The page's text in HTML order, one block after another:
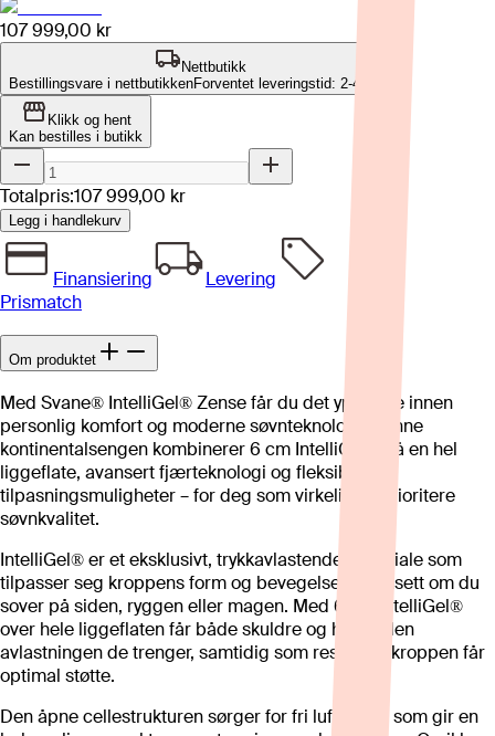
107 999,00 kr
Nettbutikk
Bestillingsvare i nettbutikkenForventet leveringstid: 2-4 uker
Klikk og hent
Kan bestilles i butikk
Totalpris:107 999,00 kr
Legg i handlekurv
Finansiering
Levering
Prismatch
Om produktet
Med Svane® IntelliGel® Zense får du det ypperste innen
personlig komfort og moderne søvnteknologi. Denne
kontinentalsengen kombinerer 6 cm IntelliGel® på en hel
liggeflate, avansert fjærteknologi og fleksible
tilpasningsmuligheter – for deg som virkelig vil prioritere
søvnkvalitet.
IntelliGel® er et eksklusivt, trykkavlastende materiale som
tilpasser seg kroppens form og bevegelser – uansett om du
sover på siden, ryggen eller magen. Med 6 cm IntelliGel®
over hele liggeflaten får både skuldre og hofter den
avlastningen de trenger, samtidig som resten av kroppen får
optimal støtte.
Den åpne cellestrukturen sørger for fri luftstrøm, som gir en